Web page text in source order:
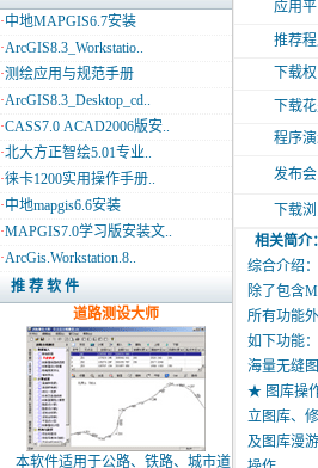
·中地MAPGIS6.7安装
·ArcGIS8.3_Workstatio..
·测绘应用与规范手册
·ArcGIS8.3_Desktop_cd..
·CASS7.0 ACAD2006版安..
·北大方正智绘5.01专业..
·徕卡1200实用操作手册..
·中地mapgis6.6安装
·MAPGIS7.0学习版安装文..
·ArcGis.Workstation.8..
推 荐 软 件
道路测设大师
本软件适用于公路、铁路、城市道
应用
推荐
下载
下载
程序
发布
下载
相关简介：
综合介绍
除了包含
所有功能
如下功能：
海量无缝
★ 图库操
立图库、
及图库漫